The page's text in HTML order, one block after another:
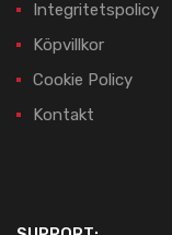
Integritetspolicy
Köpvillkor
Cookie Policy
Kontakt